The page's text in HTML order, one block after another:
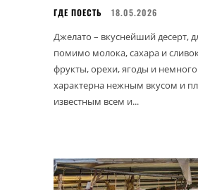
ГДЕ ПОЕСТЬ 18.05.2026
Джелато – вкуснейший десерт,
помимо молока, сахара и
фрукты, орехи, ягоды и
характерна нежным вкусом и
известным всем и...